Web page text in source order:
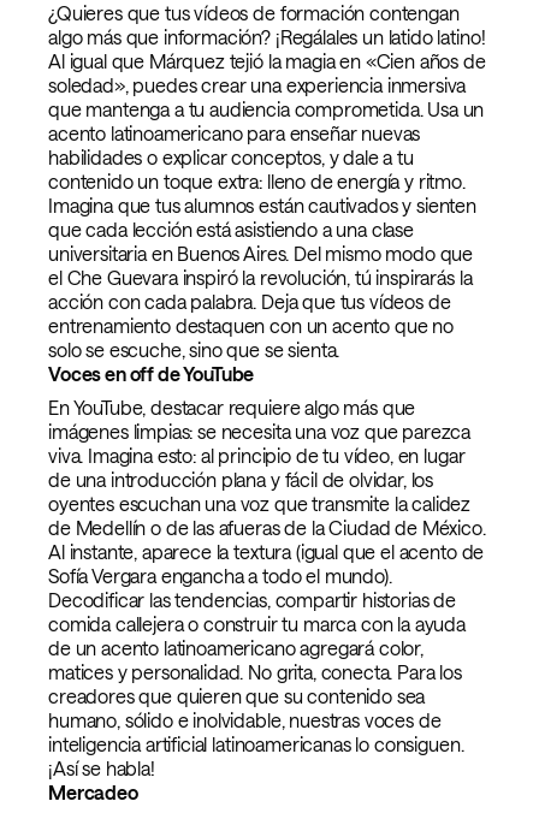
¿Quieres que tus vídeos de formación contengan
algo más que información? ¡Regálales un latido latino!
Al igual que Márquez tejió la magia en «Cien años de
soledad», puedes crear una experiencia inmersiva
que mantenga a tu audiencia comprometida. Usa un
acento latinoamericano para enseñar nuevas
habilidades o explicar conceptos, y dale a tu
contenido un toque extra: lleno de energía y ritmo.
Imagina que tus alumnos están cautivados y sienten
que cada lección está asistiendo a una clase
universitaria en Buenos Aires. Del mismo modo que
el Che Guevara inspiró la revolución, tú inspirarás la
acción con cada palabra. Deja que tus vídeos de
entrenamiento destaquen con un acento que no
solo se escuche, sino que se sienta.
Voces en off de YouTube
En YouTube, destacar requiere algo más que
imágenes limpias: se necesita una voz que parezca
viva. Imagina esto: al principio de tu vídeo, en lugar
de una introducción plana y fácil de olvidar, los
oyentes escuchan una voz que transmite la calidez
de Medellín o de las afueras de la Ciudad de México.
Al instante, aparece la textura (igual que el acento de
Sofía Vergara engancha a todo el mundo).
Decodificar las tendencias, compartir historias de
comida callejera o construir tu marca con la ayuda
de un acento latinoamericano agregará color,
matices y personalidad. No grita, conecta. Para los
creadores que quieren que su contenido sea
humano, sólido e inolvidable, nuestras voces de
inteligencia artificial latinoamericanas lo consiguen.
¡Así se habla!
Mercadeo